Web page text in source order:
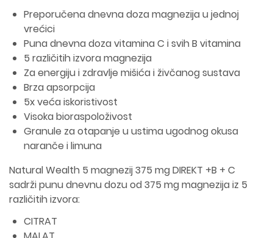
Preporučena dnevna doza magnezija u jednoj
vrećici
Puna dnevna doza vitamina C i svih B vitamina
5 različitih izvora magnezija
Za energiju i zdravlje mišića i živčanog sustava
Brza apsorpcija
5x veća iskoristivost
Visoka bioraspoloživost
Granule za otapanje u ustima ugodnog okusa
naranče i limuna
Natural Wealth 5 magnezij 375 mg DIREKT +B + C
sadrži punu dnevnu dozu od 375 mg magnezija iz 5
različitih izvora:
CITRAT